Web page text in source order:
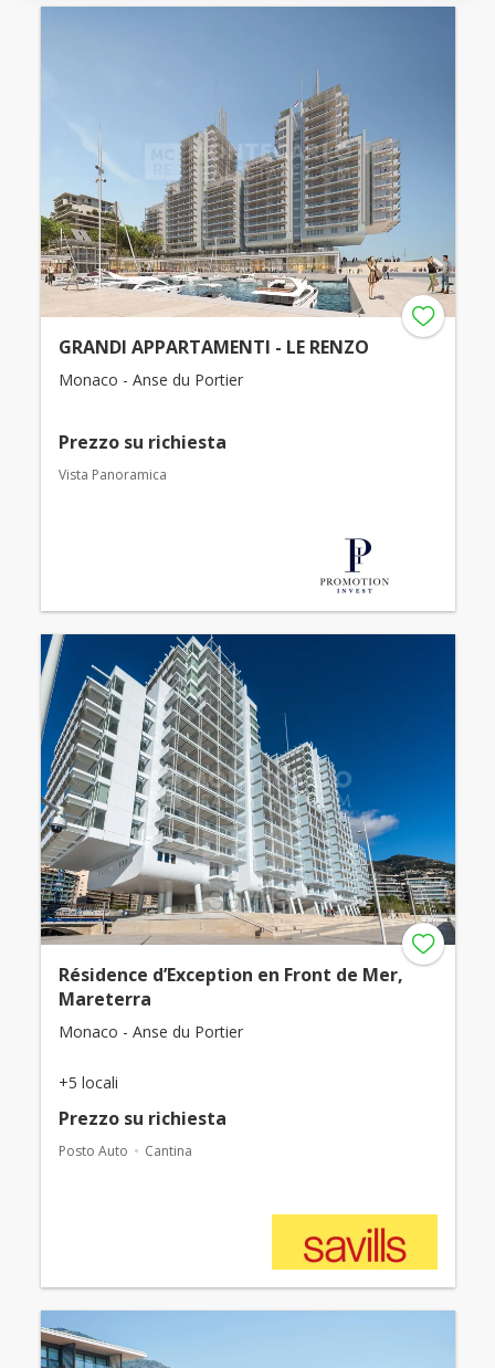
GRANDI APPARTAMENTI - LE RENZO
Monaco - Anse du Portier
Prezzo su richiesta
Vista Panoramica
Résidence d’Exception en Front de Mer,
Mareterra
Monaco - Anse du Portier
+5 locali
Prezzo su richiesta
Posto Auto Cantina